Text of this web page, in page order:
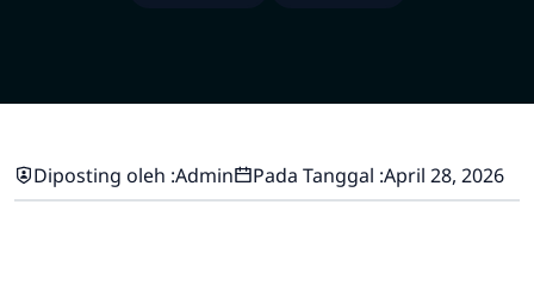
Diposting oleh :Admin Pada Tanggal :April 28, 2026